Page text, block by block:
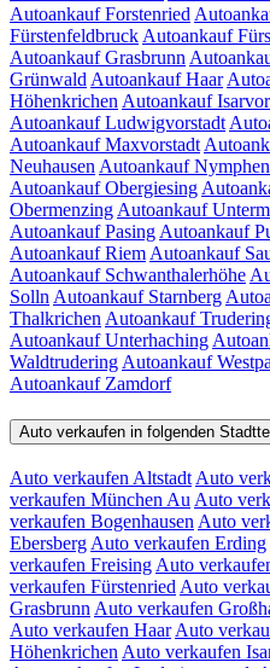
Autoankauf Forstenried
Fürstenfeldbruck Autoankauf
Autoankauf Grasbrunn
Grünwald Autoankauf Haar
Höhenkrichen Autoankauf
Autoankauf Ludwigvorstadt
Autoankauf Maxvorstadt
Neuhausen Autoankauf
Autoankauf Obergiesing
Obermenzing Autoankauf
Autoankauf Pasing Autoankauf
Autoankauf Riem Autoankauf
Autoankauf Schwanthalerhöhe
Solln Autoankauf Starnberg
Thalkrichen Autoankauf
Autoankauf Unterhaching
Waldtrudering Autoankauf
Autoankauf Zamdorf
Auto verkaufen in folgenden
Auto verkaufen Altstadt Auto
verkaufen München Au Auto
verkaufen Bogenhausen Auto
Ebersberg Auto verkaufen Erding
verkaufen Freising Auto
verkaufen Fürstenried Auto
Grasbrunn Auto verkaufen
Auto verkaufen Haar Auto
Höhenkrichen Auto verkaufen